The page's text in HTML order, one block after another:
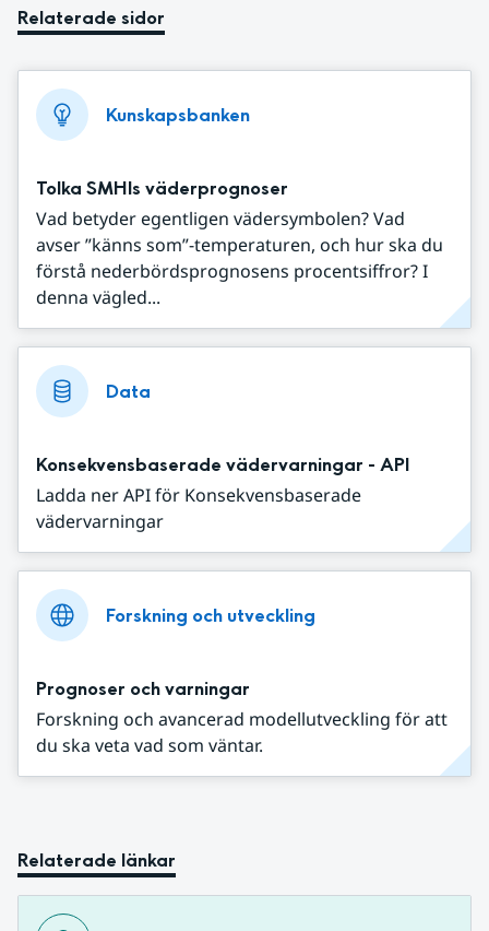
Relaterade sidor
Kunskapsbanken
Tolka SMHIs väderprognoser
Vad betyder egentligen vädersymbolen? Vad
avser ”känns som”-temperaturen, och hur ska du
förstå nederbördsprognosens procentsiffror? I
denna vägled...
Data
Konsekvensbaserade vädervarningar - API
Ladda ner API för Konsekvensbaserade
vädervarningar
Forskning och utveckling
Prognoser och varningar
Forskning och avancerad modellutveckling för att
du ska veta vad som väntar.
Relaterade länkar